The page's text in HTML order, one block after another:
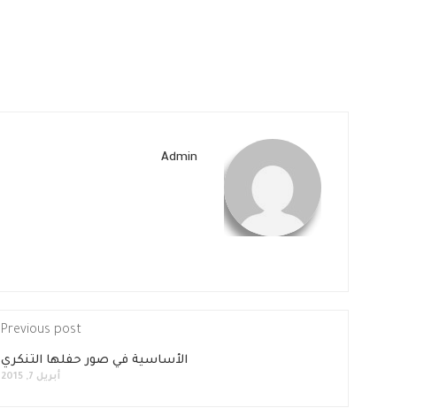
Admin
Previous post
الأساسية في صور حفلها التنكري
أبريل 7, 2015